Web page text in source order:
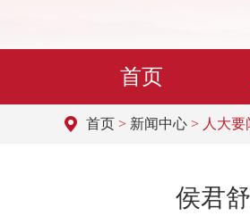
首页
首页 > 新闻中心 > 人大要
侯君